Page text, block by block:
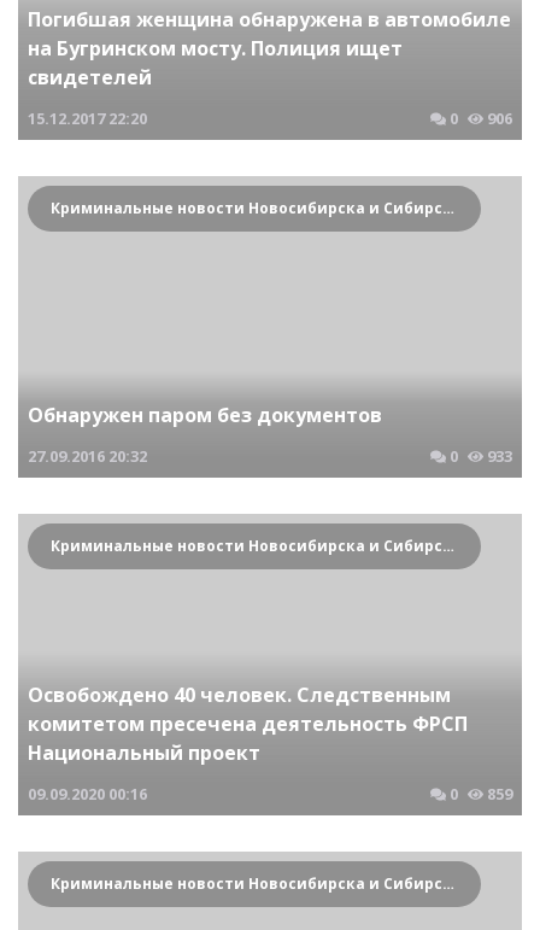
Погибшая женщина обнаружена в автомобиле
на Бугринском мосту. Полиция ищет
свидетелей
15.12.2017 22:20 0 906
Криминальные новости Новосибирска и Сибирского региона
Обнаружен паром без документов
27.09.2016 20:32 0 933
Криминальные новости Новосибирска и Сибирского региона
Освобождено 40 человек. Следственным
комитетом пресечена деятельность ФРСП
Национальный проект
09.09.2020 00:16 0 859
Криминальные новости Новосибирска и Сибирского региона